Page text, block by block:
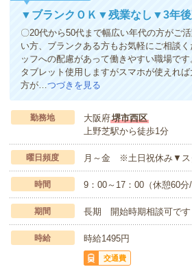
▼ブランクＯＫ▼残業なし▼3年後
〇20代から50代まで幅広い年代の方がご
い方、ブランクある方もお気軽にご相談
ッフへの配慮があって働きやすい職場で
タブレット使用しますがスマホが使えれ
方が…つづきを見る
勤務地 大阪府堺市西区
上野芝駅から徒歩1分
曜日頻度 月～金 ※土日祝休み▼ス
時間 9：00～17：00（休憩60
期間 長期 開始時期相談可です
時給 時給1495円
交通費